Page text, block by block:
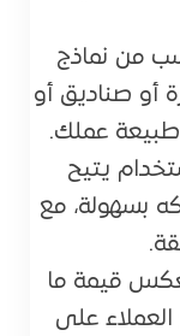
من نماذج
أو صناديق أو
طبيعة عملك.
يتيح
بسهولة، مع
قيمة ما
على